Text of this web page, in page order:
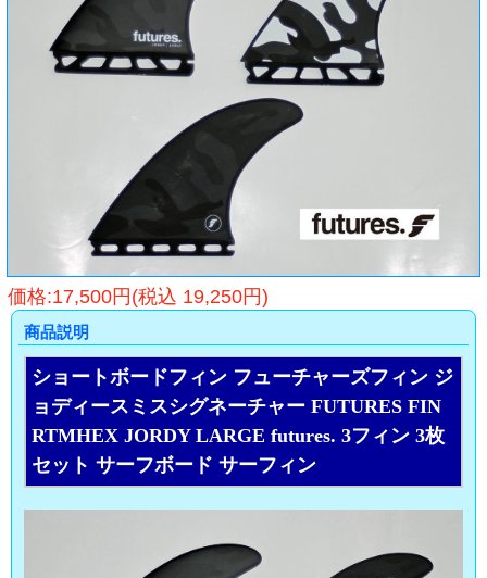
価格:17,500円(税込 19,250円)
商品説明
ショートボードフィン フューチャーズフィン ジ
ョディースミスシグネーチャー FUTURES FIN
RTMHEX JORDY LARGE futures. 3フィン 3枚
セット サーフボード サーフィン